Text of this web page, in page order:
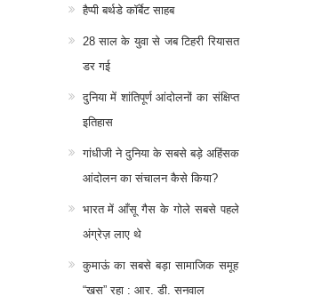
हैप्पी बर्थडे कॉर्बेट साहब
28 साल के युवा से जब टिहरी रियासत
डर गई
दुनिया में शांतिपूर्ण आंदोलनों का संक्षिप्त
इतिहास
गांधीजी ने दुनिया के सबसे बड़े अहिंसक
आंदोलन का संचालन कैसे किया?
भारत में आँसू गैस के गोले सबसे पहले
अंग्रेज़ लाए थे
कुमाऊं का सबसे बड़ा सामाजिक समूह
“खस” रहा : आर. डी. सनवाल